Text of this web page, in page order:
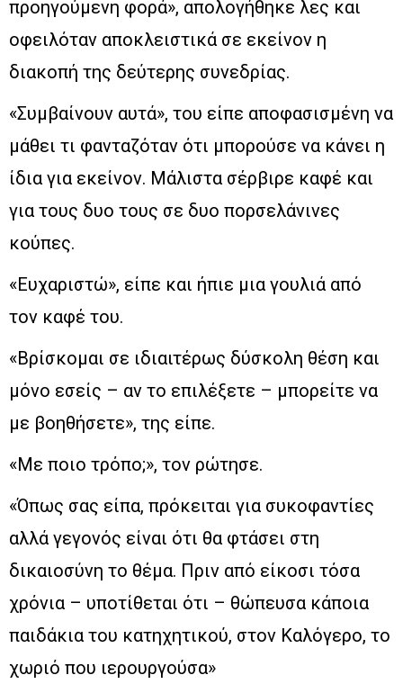
προηγούμενη φορά», απολογήθηκε λες και
οφειλόταν αποκλειστικά σε εκείνον η
διακοπή της δεύτερης συνεδρίας.
«Συμβαίνουν αυτά», του είπε αποφασισμένη να
μάθει τι φανταζόταν ότι μπορούσε να κάνει η
ίδια για εκείνον. Μάλιστα σέρβιρε καφέ και
για τους δυο τους σε δυο πορσελάνινες
κούπες.
«Ευχαριστώ», είπε και ήπιε μια γουλιά από
τον καφέ του.
«Βρίσκομαι σε ιδιαιτέρως δύσκολη θέση και
μόνο εσείς – αν το επιλέξετε – μπορείτε να
με βοηθήσετε», της είπε.
«Με ποιο τρόπο;», τον ρώτησε.
«Όπως σας είπα, πρόκειται για συκοφαντίες
αλλά γεγονός είναι ότι θα φτάσει στη
δικαιοσύνη το θέμα. Πριν από είκοσι τόσα
χρόνια – υποτίθεται ότι – θώπευσα κάποια
παιδάκια του κατηχητικού, στον Καλόγερο, το
χωριό που ιερουργούσα»